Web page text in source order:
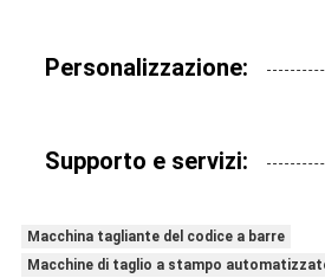
Personalizzazione:
Supporto e servizi:
Macchina tagliante del codice a barre
Macchine di taglio a stampo